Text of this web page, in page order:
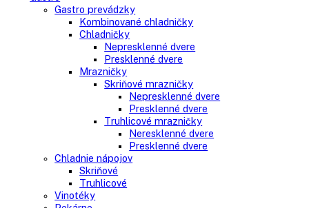
Klasické chladničky
Stolové chladničky
Americké chladničky
Chladnička na víno
Humidory
Gastro prevádzky
Kombinované chladničky
Chladničky
Nepresklenné dvere
Presklenné dvere
Mrazničky
Skriňové mrazničky